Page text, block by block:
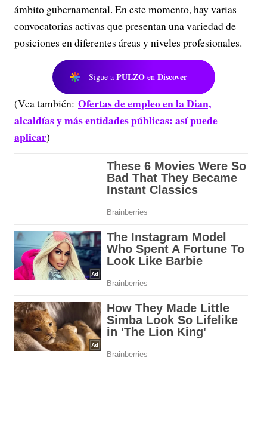
ámbito gubernamental. En este momento, hay varias
convocatorias activas que presentan una variedad de
posiciones en diferentes áreas y niveles profesionales.
Sigue a PULZO en Discover
(Vea también: Ofertas de empleo en la Dian,
alcaldías y más entidades públicas: así puede
aplicar)